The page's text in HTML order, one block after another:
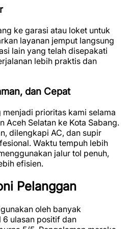
ke garasi atau loket untuk
layanan jemput langsung
lain yang telah disepakati
lebih praktis dan
dan Cepat
prioritas kami selama
Aceh Selatan ke Kota Sabang.
dilengkapi AC, dan supir
Waktu tempuh lebih
jalur tol penuh,
efisien.
Pelanggan
oleh banyak
6 ulasan positif dan